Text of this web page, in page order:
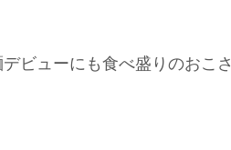
ビューにも食べ盛りのおこ